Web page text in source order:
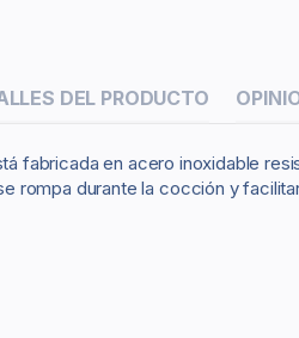
DEL PRODUCTO
fabricada en acero inoxidable
rompa durante la cocción y